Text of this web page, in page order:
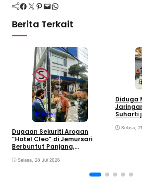
Facebook Twitter Pinterest Mail WhatsApp
Berita Terkait
Peristiwa
Dugaan Sekuriti Arogan
“Hotel Cleo” di Jemursari
Berbuntut Panjang,
Mulai Dipertanyakan
Selasa, 28 Jul 2026
Diduga
Suharti
Selasa,